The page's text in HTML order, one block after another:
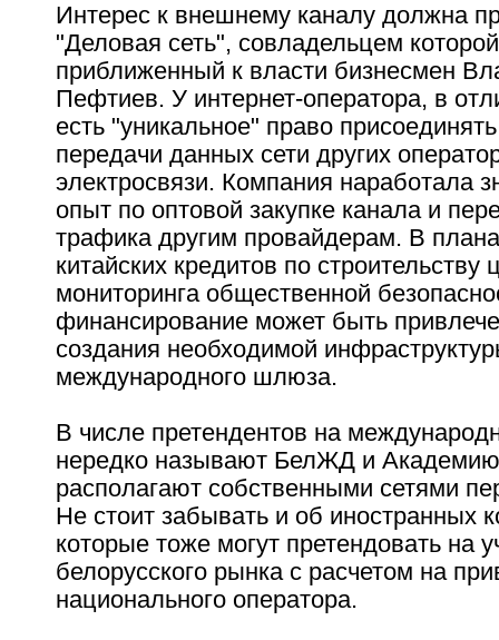
Интерес к внешнему каналу должна
"Деловая сеть", совладельцем
приближенный к власти бизнесмен
Пефтиев. У интернет-оператора, в
есть "уникальное" право
передачи данных сети других
электросвязи. Компания наработала
опыт по оптовой закупке канала и
трафика другим провайдерам. В
китайских кредитов по строительству
мониторинга общественной
финансирование может быть
создания необходимой
международного шлюза.
В числе претендентов на
нередко называют БелЖД и
располагают собственными сетями
Не стоит забывать и об иностранных
которые тоже могут претендовать на
белорусского рынка с расчетом на
национального оператора.